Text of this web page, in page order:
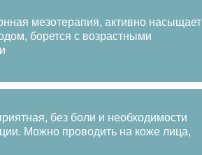
мезотерапия, активно насыщает
борется с возрастными
без боли и необходимости
Можно проводить на коже лица,